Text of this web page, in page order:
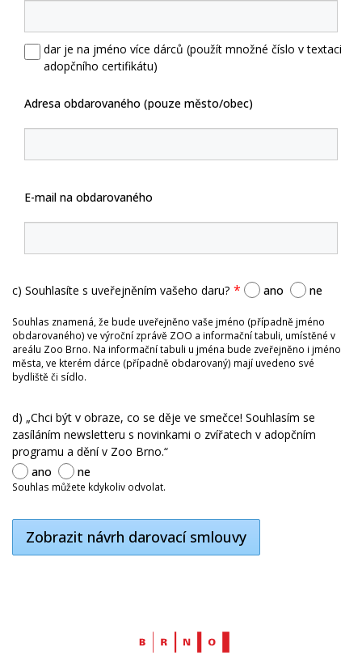
dar je na jméno více dárců (použít množné číslo v textaci
adopčního certifikátu)
Adresa obdarovaného (pouze město/obec)
E-mail na obdarovaného
c) Souhlasíte s uveřejněním vašeho daru? ano ne
Souhlas znamená, že bude uveřejněno vaše jméno (případně jméno
obdarovaného) ve výroční zprávě ZOO a informační tabuli, umístěné v
areálu Zoo Brno. Na informační tabuli u jména bude zveřejněno i jméno
města, ve kterém dárce (případně obdarovaný) mají uvedeno své
bydliště či sídlo.
d) „Chci být v obraze, co se děje ve smečce! Souhlasím se
zasíláním newsletteru s novinkami o zvířatech v adopčním
programu a dění v Zoo Brno.“
ano
ne
Souhlas můžete kdykoliv odvolat.
Zobrazit návrh darovací smlouvy
Web